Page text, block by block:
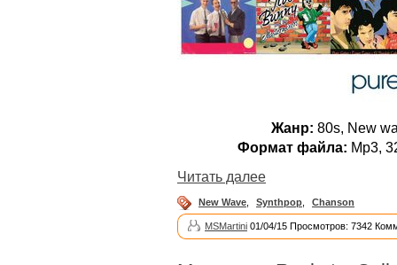
Жанр: 80s, New
Формат файла: Mp3,
Читать далее
New Wave Synthpop Chanson
MSMartini 01/04/15 Просмотров: 7342